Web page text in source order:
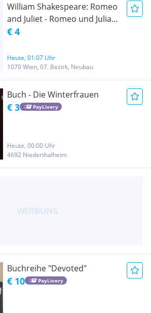
William Shakespeare: Romeo
and Juliet - Romeo und Julia
Deutsch/ Englisch
€ 4
Heute, 01:07 Uhr
1070 Wien, 07. Bezirk, Neubau
Buch - Die Winterfrauen
€ 3 PayLivery
Heute, 00:00 Uhr
4692 Niederthalheim
Buchreihe "Devoted"
€ 10 PayLivery